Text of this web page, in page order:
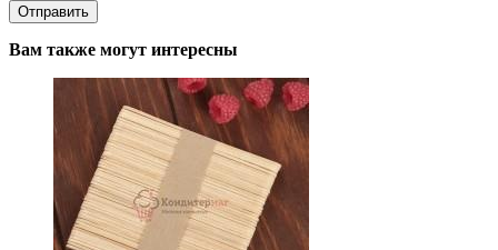
Вам также могут интересны